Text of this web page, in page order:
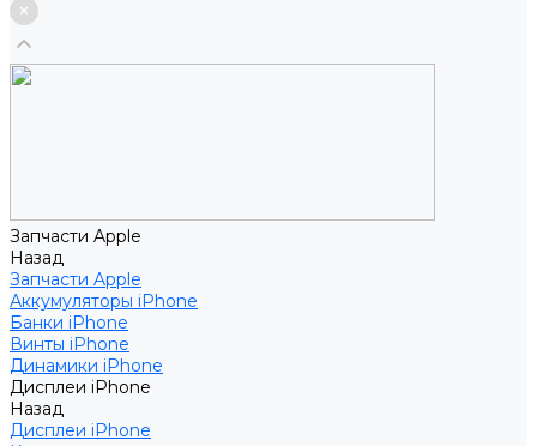
Запчасти Apple
Назад
Запчасти Apple
Аккумуляторы iPhone
Банки iPhone
Винты iPhone
Динамики iPhone
Дисплеи iPhone
Назад
Дисплеи iPhone